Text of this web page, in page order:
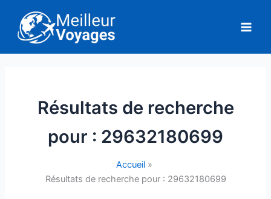
contenu
Résultats de recherche
pour : 29632180699
Accueil
Résultats de recherche pour : 29632180699